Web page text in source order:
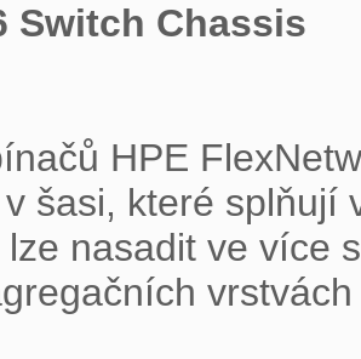
Switch Chassis
HPE
šasi, které
nasadit ve více